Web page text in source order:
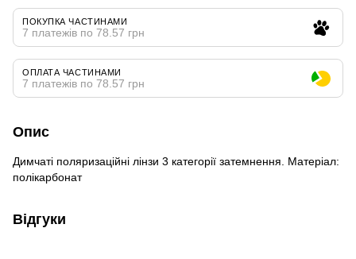
ПОКУПКА ЧАСТИНАМИ
7 платежів по 78.57 грн
ОПЛАТА ЧАСТИНАМИ
7 платежів по 78.57 грн
Опис
Димчаті поляризаційні лінзи 3 категорії затемнення. Матеріал:
полікарбонат
Відгуки